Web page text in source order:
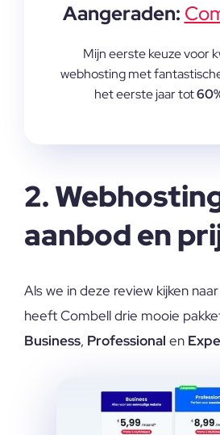
Aangeraden:
Mijn eerste keuze voor
webhosting met
het eerste jaar tot
2.
aanbod en
Als we in deze review kijken
heeft Combell drie mooie
Business, Professional en